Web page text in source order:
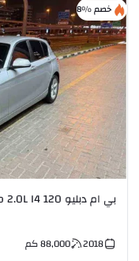
خصم %8
بي ام دبليو 120 i Twin Power Turbo 2.0L I4
2018
88,000كم